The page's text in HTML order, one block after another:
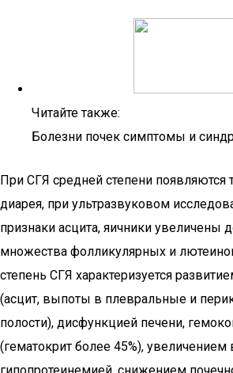
Читайте также:
Болезни почек симптомы и
При СГЯ средней степени появляются
диарея, при ультразвуковом
признаки асцита, яичники увеличены
множества фолликулярных и
степень СГЯ характеризуется
(асцит, выпоты в плевральные и
полости), дисфункцией печени,
(гематокрит более 45%), увеличением